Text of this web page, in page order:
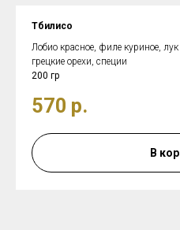
Тбилисо
Лобио красное, филе куриное,
грецкие орехи, специи
200 гр
570 р.
В